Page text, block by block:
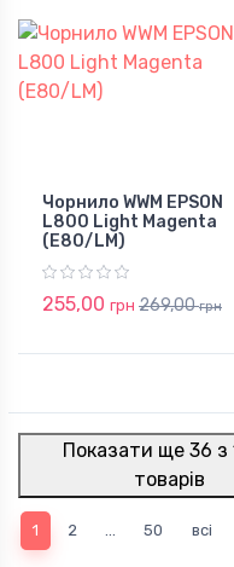
Чорнило WWM EPSON
L800 Light Magenta
(E80/LM)
255,00 грн 269,00грн
Показати ще 36 з 1750
товарів
1 2 ... 50 всі